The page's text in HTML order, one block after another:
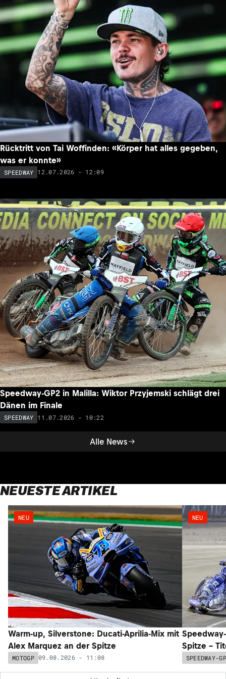
Alle News
Rücktritt von Tai Woffinden: «Körper hat alles gegeben,
was er konnte»
SPEEDWAY 12.07.2026 - 12:09
Speedway-GP2 in Malilla: Wiktor Przyjemski schlägt drei
Dänen im Finale
SPEEDWAY 11.07.2026 - 10:22
NEUESTE ARTIKEL
NEU
Warm-up, Silverstone: Ducati-Aprilia-Mix mit
Alex Marquez an der Spitze
MOTOGP 09.08.2026 - 11:08
NEU
Spitze –
SPEEDWAY-GP